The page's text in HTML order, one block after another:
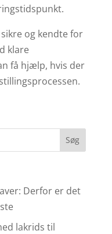
og kendte for
klare
få hjælp, hvis der
Derfor er det
lakrids til